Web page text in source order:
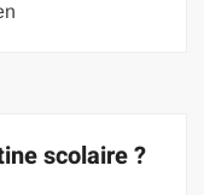
scolaire ?